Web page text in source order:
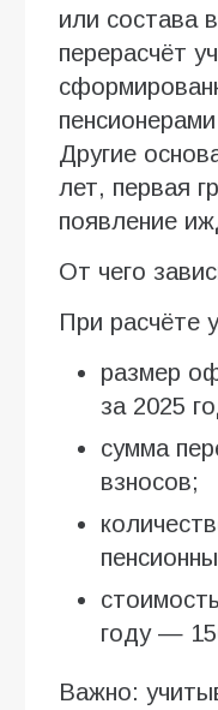
или состава
перерасчёт
Другие
лет, первая
появление
От чего
При расчёте
размер
за 2025
сумма
взносов;
году —
Важно: